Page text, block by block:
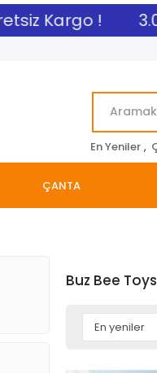
Kargo !
En Yeniler ,
ÇANTA
Buz Bee Toys